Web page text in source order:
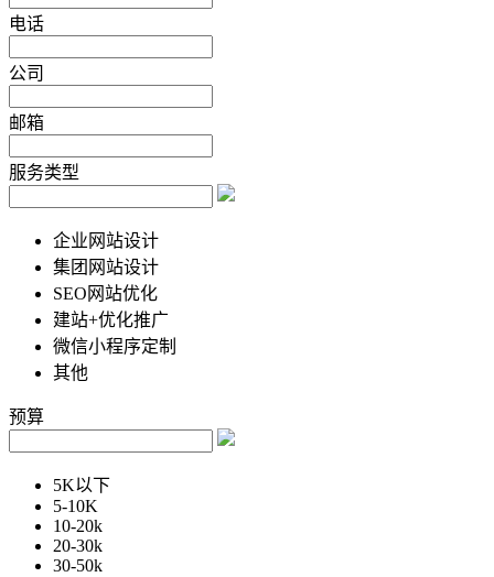
电话
公司
邮箱
服务类型
企业网站设计
集团网站设计
SEO网站优化
建站+优化推广
微信小程序定制
其他
预算
5K以下
5-10K
10-20k
20-30k
30-50k